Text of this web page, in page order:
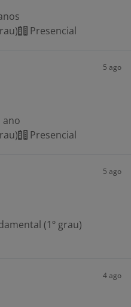
Presencial
5 ago
ano
Presencial
5 ago
(1º grau)
4 ago